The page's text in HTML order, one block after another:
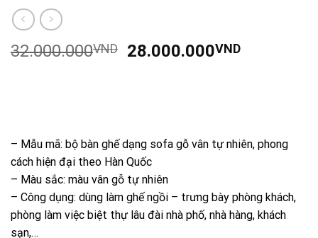
32.000.000VND
Giá
28.000.000VNDGiá
– Mẫu mã: bộ bàn ghế dạng sofa gỗ vân tự nhiên, phong
cách hiện đại theo Hàn Quốc
– Màu sắc: màu vân gỗ tự nhiên
– Công dụng: dùng làm ghế ngồi – trưng bày phòng khách,
phòng làm việc biệt thự lâu đài nhà phố, nhà hàng, khách
sạn,…